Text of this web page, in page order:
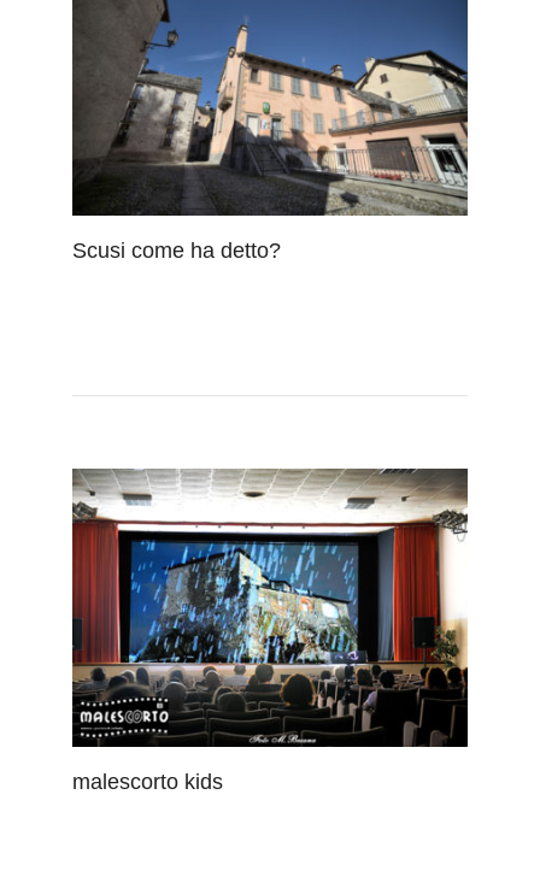
Scusi come ha detto?
malescorto kids